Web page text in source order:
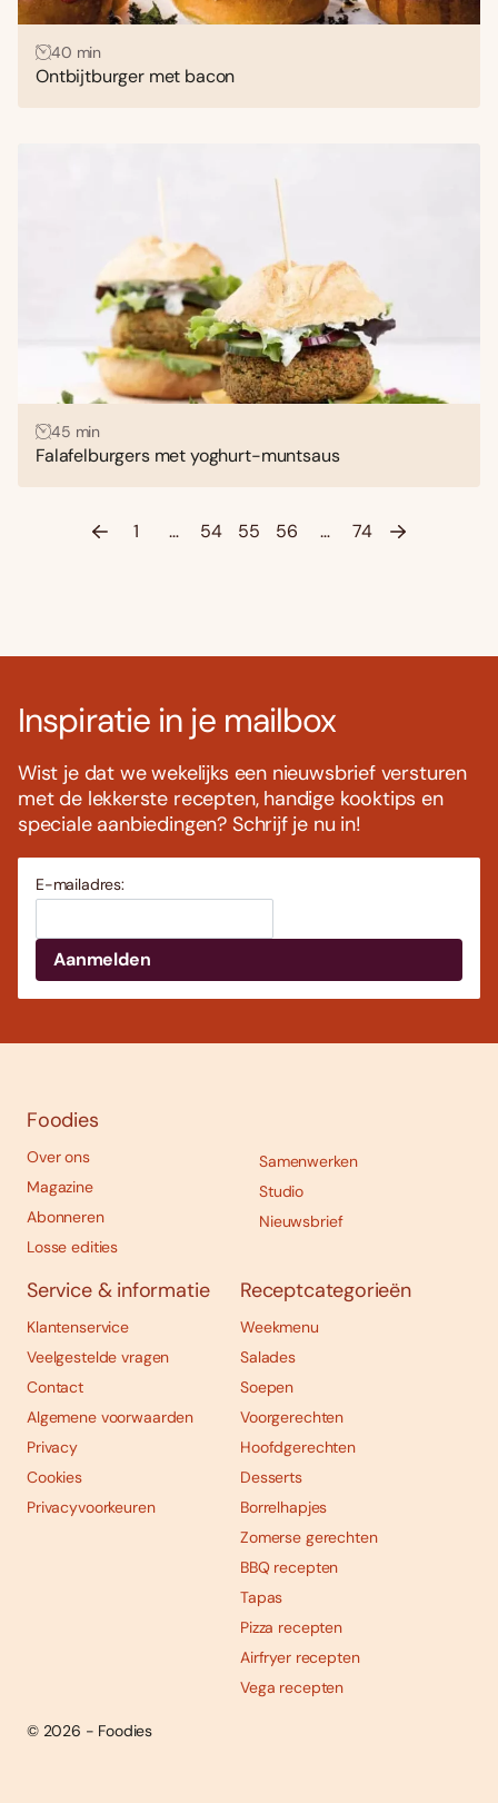
40 min
Ontbijtburger met bacon
45 min
Falafelburgers met yoghurt-muntsaus
1 … 54 55 56 … 74
Inspiratie in je mailbox
Wist je dat we wekelijks een nieuwsbrief versturen
met de lekkerste recepten, handige kooktips en
speciale aanbiedingen? Schrijf je nu in!
E-mailadres:
Foodies
Over ons
Magazine
Abonneren
Losse edities
Samenwerken
Studio
Nieuwsbrief
Service & informatie
Klantenservice
Veelgestelde vragen
Contact
Algemene voorwaarden
Privacy
Cookies
Privacyvoorkeuren
Receptcategorieën
Weekmenu
Salades
Soepen
Voorgerechten
Hoofdgerechten
Desserts
Borrelhapjes
Zomerse gerechten
BBQ recepten
Tapas
Pizza recepten
Airfryer recepten
Vega recepten
© 2026 - Foodies